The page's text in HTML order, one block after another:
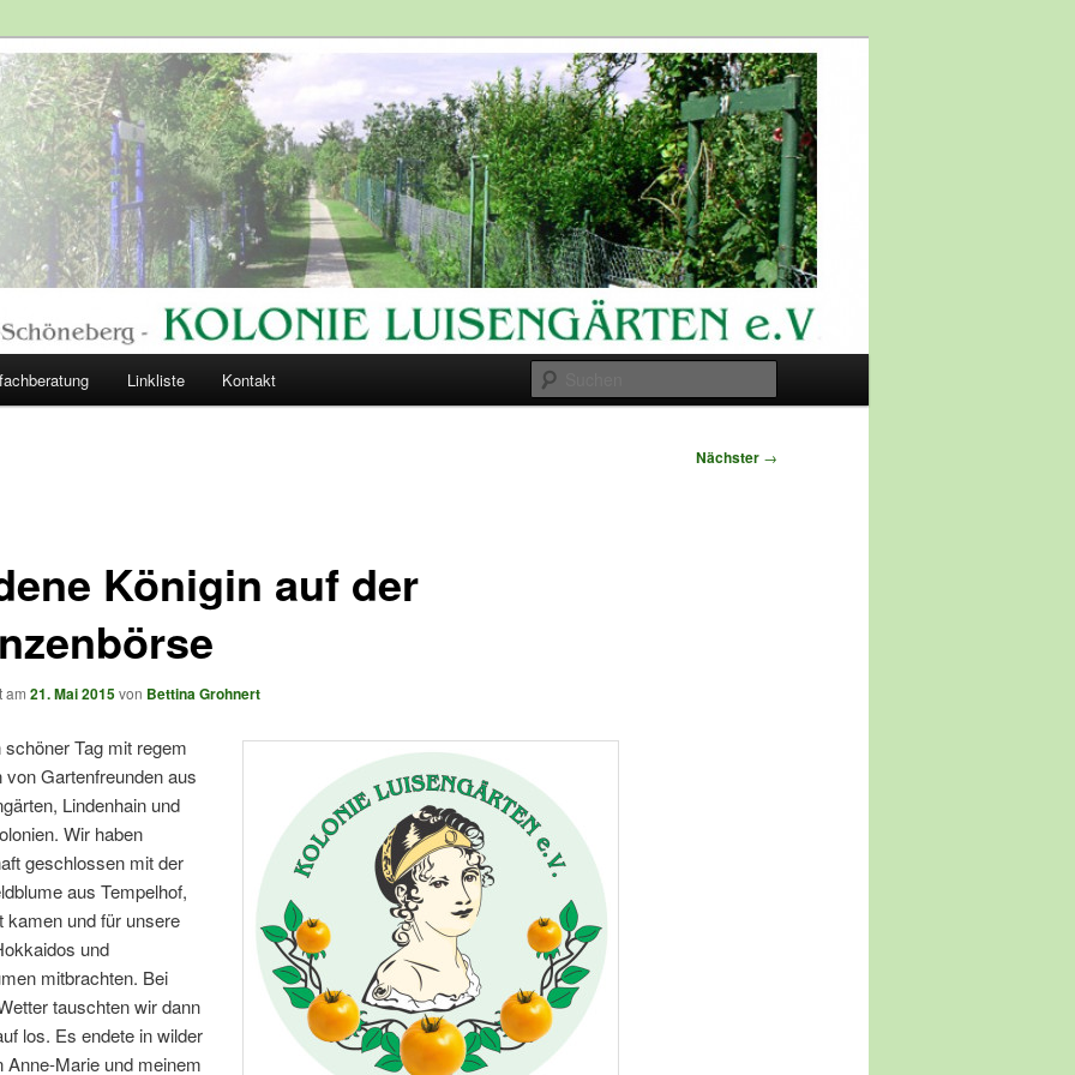
Linkliste Kontakt
Nächster →
Königin auf der
am 21. Mai 2015von Bettina Grohnert
Tag mit regem
Gartenfreunden aus
Lindenhain und
Wir haben
geschlossen mit der
aus Tempelhof,
kamen und für unsere
und
mitbrachten. Bei
tauschten wir dann
los. Es endete in wilder
Anne-Marie und meinem